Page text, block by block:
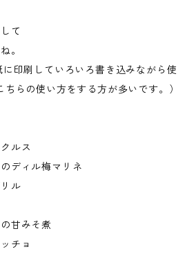
て
。
に印刷していろいろ書き込みながら使
らの使い方をする方が多いです。）
ルス
ディル梅マリネ
ル
甘みそ煮
チョ